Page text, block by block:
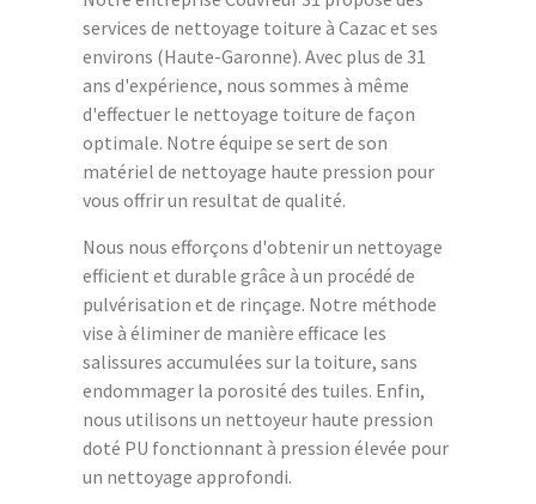
services de nettoyage toiture à Cazac et ses
environs (Haute-Garonne). Avec plus de 31
ans d'expérience, nous sommes à même
d'effectuer le nettoyage toiture de façon
optimale. Notre équipe se sert de son
matériel de nettoyage haute pression pour
vous offrir un resultat de qualité.
Nous nous efforçons d'obtenir un nettoyage
efficient et durable grâce à un procédé de
pulvérisation et de rinçage. Notre méthode
vise à éliminer de manière efficace les
salissures accumulées sur la toiture, sans
endommager la porosité des tuiles. Enfin,
nous utilisons un nettoyeur haute pression
doté PU fonctionnant à pression élevée pour
un nettoyage approfondi.